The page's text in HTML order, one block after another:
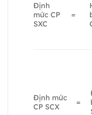
Định
mức CP
SXC
=
Định mức
CP SCX
=